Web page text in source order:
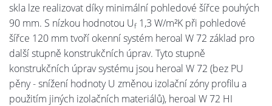
skla lze realizovat díky minimální pohledové šířce pouhých
90 mm. S nízkou hodnotou Uf 1,3 W/m²K při pohledové
šířce 120 mm tvoří okenní systém heroal W 72 základ pro
další stupně konstrukčních úprav. Tyto stupně
konstrukčních úprav systému jsou heroal W 72 (bez PU
pěny - snížení hodnoty U změnou izolační zóny profilu a
použitím jiných izolačních materiálů), heroal W 72 HI